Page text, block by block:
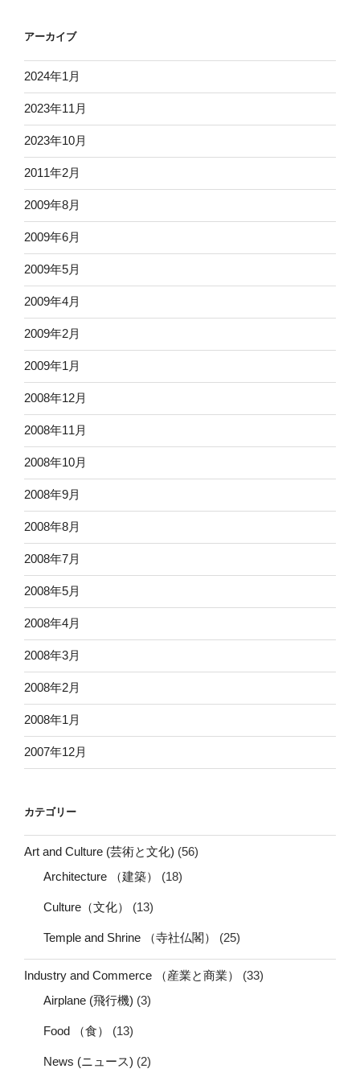
アーカイブ
2024年1月
2023年11月
2023年10月
2011年2月
2009年8月
2009年6月
2009年5月
2009年4月
2009年2月
2009年1月
2008年12月
2008年11月
2008年10月
2008年9月
2008年8月
2008年7月
2008年5月
2008年4月
2008年3月
2008年2月
2008年1月
2007年12月
カテゴリー
Art and Culture (芸術と文化) (56)
Architecture （建築）
(18)
Culture（文化） (13)
Temple and Shrine （寺社仏閣） (25)
Industry and Commerce （産業と商業）
(33)
Airplane (飛行機) (3)
Food （食） (13)
News (ニュース) (2)